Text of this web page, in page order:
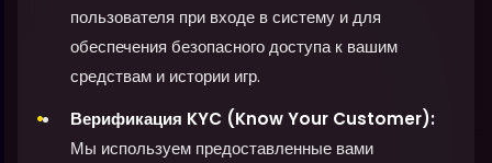
пользователя при входе в систему и для
обеспечения безопасного доступа к вашим
средствам и истории игр.
Верификация KYC (Know Your Customer):
Мы используем предоставленные вами